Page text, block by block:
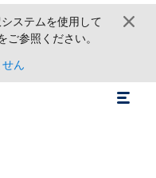
ステムを使用して
ご参照ください。
ん